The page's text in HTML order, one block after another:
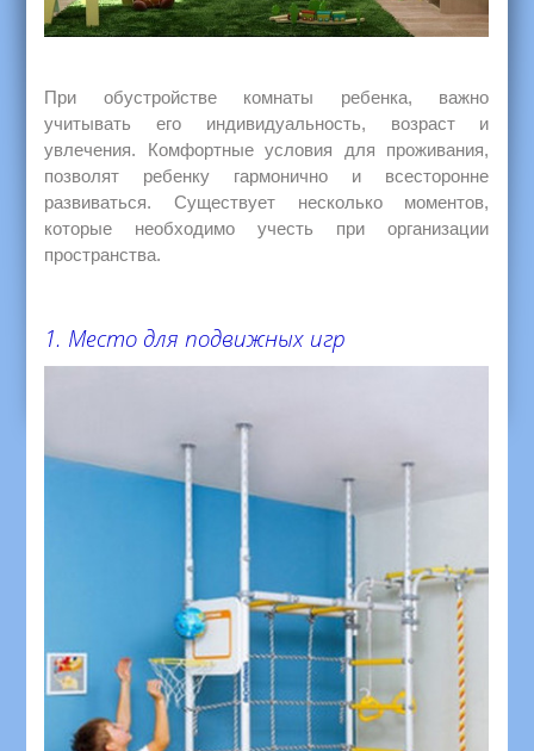
При обустройстве комнаты ребенка, важно
учитывать его индивидуальность, возраст и
увлечения. Комфортные условия для проживания,
позволят ребенку гармонично и всесторонне
развиваться. Существует несколько моментов,
которые необходимо учесть при организации
пространства.
1. Место для подвижных игр